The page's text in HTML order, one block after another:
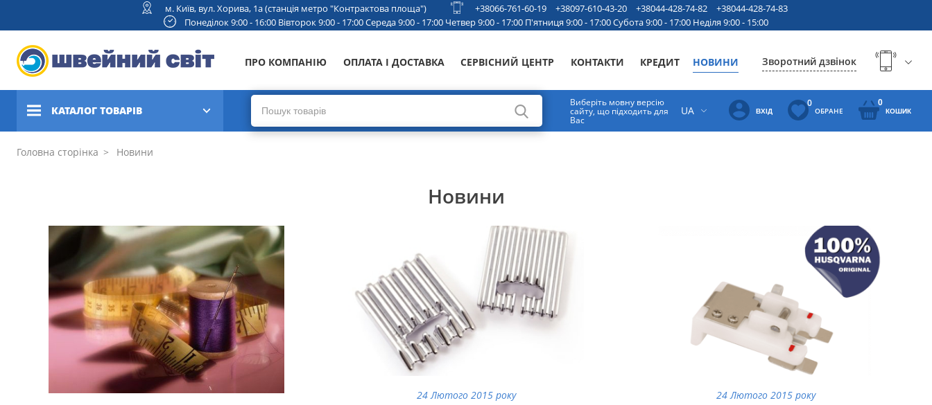
м. Київ, вул. Хорива, 1а (станція метро "Контрактова площа") +38066-761-60-19 +38097-610-43-20 +38044-428-74-82
+38044-428-74-83
Понеділок 9:00 - 16:00 Вівторок 9:00 - 17:00 Середа 9:00 - 17:00 Четвер 9:00 - 17:00 П'ятниця 9:00 - 17:00 Субота 9:00 - 17:00 Неділя 9:00 - 15:00
ПРО КОМПАНІЮ ОПЛАТА І ДОСТАВКА СЕРВІСНИЙ ЦЕНТР КОНТАКТИ КРЕДИТ НОВИНИ Зворотний дзвінок
КАТАЛОГ ТОВАРІВ
Швейні машини
Коверлоки, оверлоки,
плоскошовні машини
В'язальні машини
Аксесуари
Бренди
ВСІ КАТЕГОРІЇ
Виберіть мовну версію
сайту, що підходить для
Вас
UA ВХІД
0
ОБРАНЕ
0
КОШИК
Головна сторінка Новини
Новини
24 Лютого 2015 року 24 Лютого 2015 року